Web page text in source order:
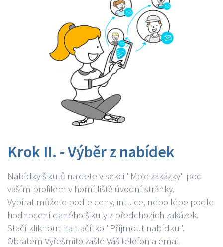
Krok II. - Výběr z nabídek
Nabídky šikulů najdete v sekci "Moje zakázky" pod
vaším profilem v horní liště úvodní stránky.
Vybírat můžete podle ceny, intuice, nebo lépe podle
hodnocení daného šikuly z předchozích zakázek.
Stačí kliknout na tlačítko "Příjmout nabídku".
Obratem Vyřešmito zašle Váš telefon a email